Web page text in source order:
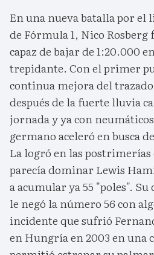
En una nueva batalla por
de Fórmula 1, Nico
capaz de bajar de 1:20.000
trepidante. Con el primer
continua mejora del
después de la fuerte lluvia
jornada y ya con
germano aceleró en busca
La logró en las postrimerías
parecía dominar Lewis
a acumular ya 55 "poles".
le negó la número 56 con
incidente que sufrió
en Hungría en 2003 en una